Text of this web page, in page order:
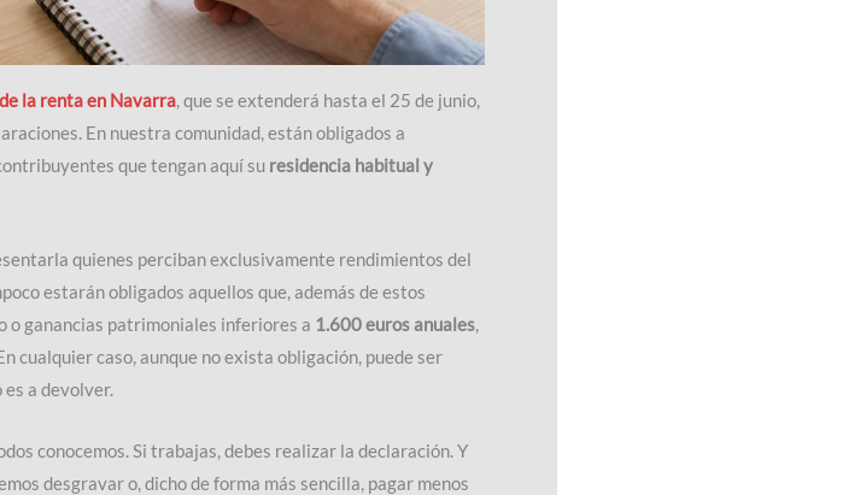
la renta en Navarra, que se extenderá hasta el 25 de junio,
En nuestra comunidad, están obligados a
que tengan aquí su residencia habitual y
quienes perciban exclusivamente rendimientos del
estarán obligados aquellos que, además de estos
ganancias patrimoniales inferiores a 1.600 euros anuales,
cualquier caso, aunque no exista obligación, puede ser
a devolver.
conocemos. Si trabajas, debes realizar la declaración. Y
desgravar o, dicho de forma más sencilla, pagar menos